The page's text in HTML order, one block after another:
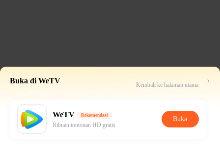
Buka di WeTV Kembali ke halaman utama
WeTV Rekomendasi
Ribuan tontonan HD gratis
Buka